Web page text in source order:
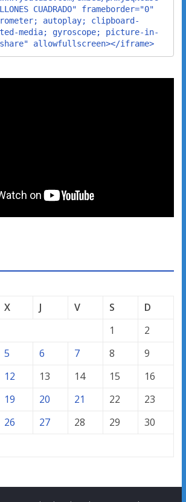
CUADRADO" frameborder="0"
autoplay; clipboard-
media; gyroscope; picture-in-
allowfullscreen></iframe>
X J V S
D
1
2
5 6 7 8
9
12 13 14 15
16
19 20 21 22
23
26 27 28 29
30